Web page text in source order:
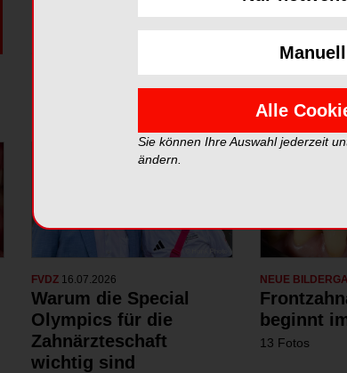
FVDZ 16.07.2026
Warum die Special
Olympics für die
Zahnärzteschaft
wichtig sind
NEUE
beginnt
13 Fotos
Alle
Sie können Ihre Auswahl jederzeit
ändern.